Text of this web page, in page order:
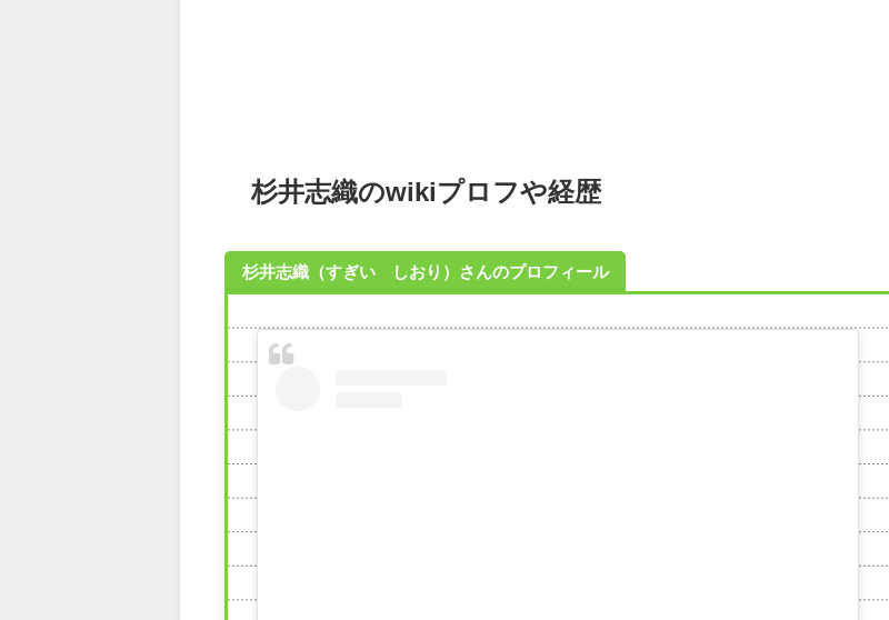
杉井志織のwikiプロフや経歴
杉井志織（すぎい しおり）さんのプロフィール